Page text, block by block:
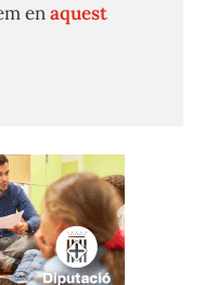
enaquest